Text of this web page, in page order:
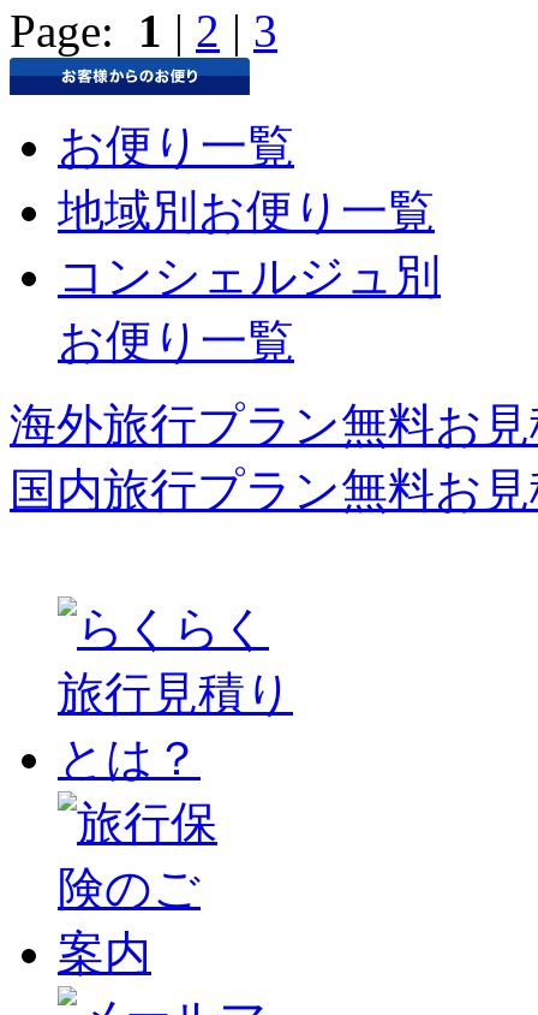
Page: 1 | 2 | 3
お便り一覧
地域別お便り一覧
コンシェルジュ別
お便り一覧
海外旅行プラン無料お
国内旅行プラン無料お